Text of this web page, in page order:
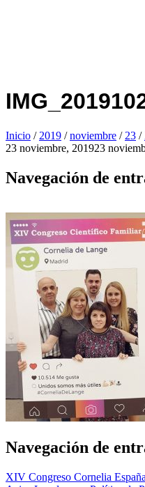
Inicio / 2019 / noviembre / 23 /
23 noviembre, 201923
Navegación de
Navegación de
XIV Congreso Cornelia